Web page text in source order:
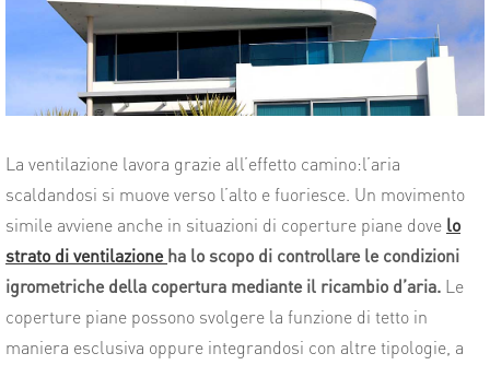
La ventilazione lavora grazie all’effetto camino:l’aria
scaldandosi si muove verso l’alto e fuoriesce. Un movimento
simile avviene anche in situazioni di coperture piane dove lo
strato di ventilazioneha lo scopo di controllare le condizioni
igrometriche della copertura mediante il ricambio d’aria. Le
coperture piane possono svolgere la funzione di tetto in
maniera esclusiva oppure integrandosi con altre tipologie, a